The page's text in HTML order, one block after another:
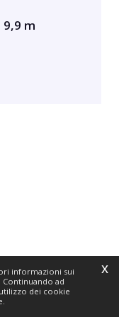
9,9 m
x
informazioni sui
Continuando ad
dei cookie